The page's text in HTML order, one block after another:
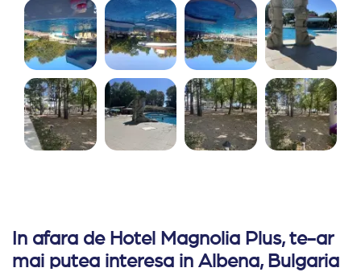
In afara de Hotel Magnolia Plus, te-ar
mai putea interesa in Albena, Bulgaria